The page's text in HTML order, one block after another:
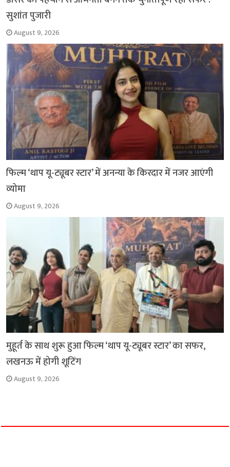
सुशांत पुजारी
August 9, 2026
फिल्म ‘थाप यू-ट्यूबर स्टार’ में अनन्या के किरदार में नजर आएंगी
व्योमा
August 9, 2026
मुहूर्त के साथ शुरू हुआ फिल्म ‘थाप यू-ट्यूबर स्टार’ का सफर,
लखनऊ में होगी शूटिंग
August 9, 2026